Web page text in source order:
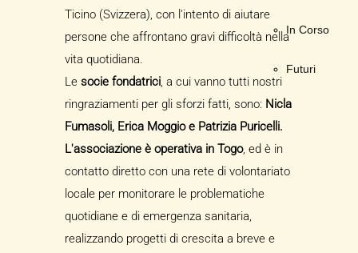
In Corso
Futuri
Ticino (Svizzera), con l'intento di aiutare
persone che affrontano gravi difficoltà nella
vita quotidiana.
Le socie fondatrici, a cui vanno tutti nostri
ringraziamenti per gli sforzi fatti, sono: Nicla
Fumasoli, Erica Moggio e Patrizia Puricelli.
L'associazione è operativa in Togo, ed è in
contatto diretto con una rete di volontariato
locale per monitorare le problematiche
quotidiane e di emergenza sanitaria,
realizzando progetti di crescita a breve e